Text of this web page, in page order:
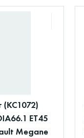
(КС1072)
ET45
Megane